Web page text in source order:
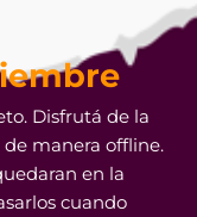
Disfrutá de la
manera offline.
en la
cuando